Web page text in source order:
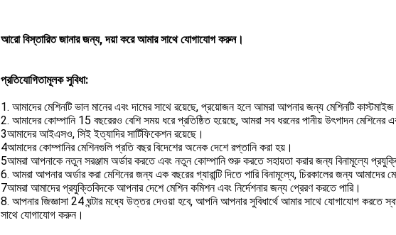
আরো বিস্তারিত জানার জন্য, দয়া করে আমার সাথে যোগাযোগ করুন।
প্রতিযোগিতামূলক সুবিধা:
1. আমাদের মেশিনটি ভাল মানের এবং দামের সাথে রয়েছে, প্রয়োজন হলে আমরা আপনার জন্য মেশিনটি কাস্টমাইজ
2. আমাদের কোম্পানি 15 বছরেরও বেশি সময় ধরে প্রতিষ্ঠিত হয়েছে, আমরা সব ধরনের পানীয় উৎপাদন মেশিনের
3আমাদের আইএসও, সিই ইত্যাদির সার্টিফিকেশন রয়েছে।
4আমাদের কোম্পানির মেশিনগুলি প্রতি বছর বিদেশের অনেক দেশে রপ্তানি করা হয়।
5আমরা আপনাকে নতুন সরঞ্জাম অর্ডার করতে এবং নতুন কোম্পানি শুরু করতে সহায়তা করার জন্য বিনামূল্যে
6. আমরা আপনার অর্ডার করা মেশিনের জন্য এক বছরের গ্যারান্টি দিতে পারি বিনামূল্যে, চিরকালের জন্য আমাদের
7আমরা আমাদের প্রযুক্তিবিদকে আপনার দেশে মেশিন কমিশন এবং নির্দেশনার জন্য প্রেরণ করতে পারি।
8. আপনার জিজ্ঞাসা 24 ঘন্টার মধ্যে উত্তর দেওয়া হবে, আপনি আপনার সুবিধার্থে আমার সাথে যোগাযোগ করতে
সাথে যোগাযোগ করুন।